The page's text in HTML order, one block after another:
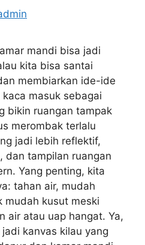
mandi bisa jadi
kita bisa santai
membiarkan ide-ide
masuk sebagai
bikin ruangan tampak
merombak terlalu
jadi lebih reflektif,
dan tampilan ruangan
Yang penting, kita
tahan air, mudah
mudah kusut meski
air atau uap hangat. Ya,
kanvas kilau yang